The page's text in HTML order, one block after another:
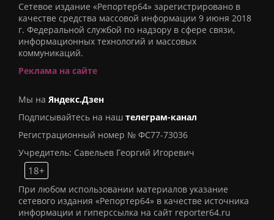
Сетевое издание «Репортер64» зарегистрировано в
качестве средства массовой информации 9 июня 2018
г. Федеральной службой по надзору в сфере связи,
информационных технологий и массовых
коммуникаций.
Реклама на сайте
Мы на Яндекс.Дзен
Подписывайтесь на наш телеграм-канал
Регистрационный номер № ФС77-73036
Учредитель: Савельев Георгий Игоревич
18+
При любом использовании материалов указание
сетевого издания «Репортер64» в качестве источника
информации и гиперссылка на сайт reporter64.ru